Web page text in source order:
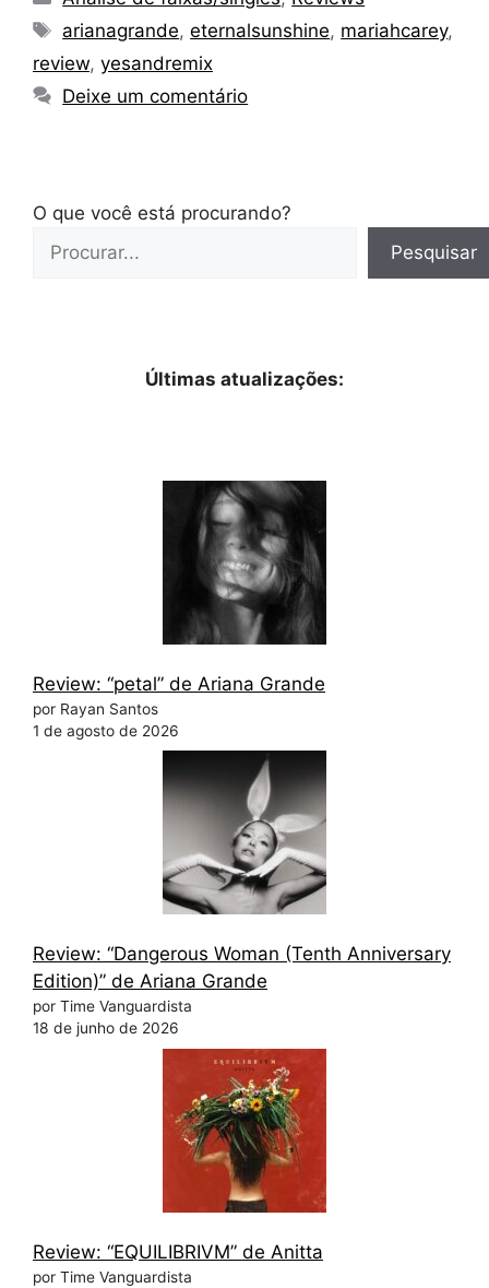
Tags
arianagrande,eternalsunshine, mariahcarey,
review, yesandremix
Deixe um comentário
O que você está procurando?
Pesquisar
Últimas atualizações:
Review: “petal” de Ariana Grande
por Rayan Santos
1 de agosto de 2026
Review: “Dangerous Woman (Tenth Anniversary
Edition)” de Ariana Grande
por Time Vanguardista
18 de junho de 2026
Review: “EQUILIBRIVM” de Anitta
por Time Vanguardista